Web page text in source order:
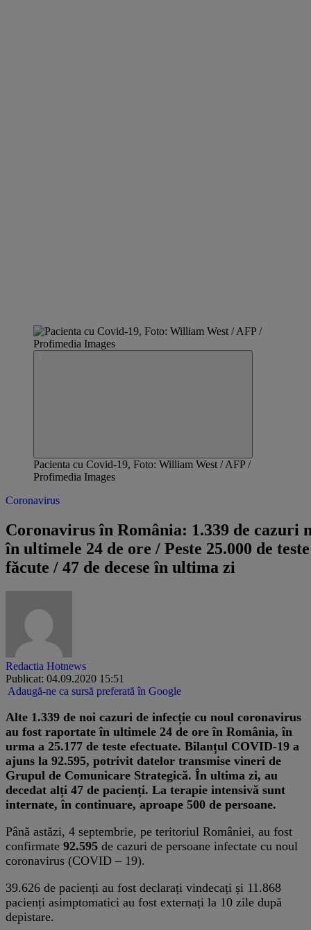
Pacienta cu Covid-19, Foto: William West / AFP /
Profimedia Images
Coronavirus
Coronavirus în România: 1.339 de cazuri
în ultimele 24 de ore / Peste 25.000 de teste
făcute / 47 de decese în ultima zi
Redactia Hotnews
Publicat: 04.09.2020 15:51
Adaugă-ne ca sursă preferată în Google
Alte 1.339 de noi cazuri de infecție cu noul coronavirus
au fost raportate în ultimele 24 de ore în România, în
urma a 25.177 de teste efectuate. Bilanțul COVID-19 a
ajuns la 92.595, potrivit datelor transmise vineri de
Grupul de Comunicare Strategică. În ultima zi, au
decedat alți 47 de pacienți. La terapie intensivă sunt
internate, în continuare, aproape 500 de persoane.
Până astăzi, 4 septembrie, pe teritoriul României, au fost
confirmate 92.595 de cazuri de persoane infectate cu noul
coronavirus (COVID – 19).
39.626 de pacienți au fost declarați vindecați și 11.868
pacienți asimptomatici au fost externați la 10 zile după
depistare.